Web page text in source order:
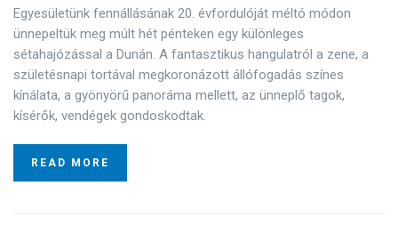
Egyesületünk fennállásának 20. évfordulóját méltó módon
ünnepeltük meg múlt hét pénteken egy különleges
sétahajózással a Dunán. A fantasztikus hangulatról a zene, a
születésnapi tortával megkoronázott állófogadás színes
kínálata, a gyönyörű panoráma mellett, az ünneplő tagok,
kísérők, vendégek gondoskodtak.
READ MORE